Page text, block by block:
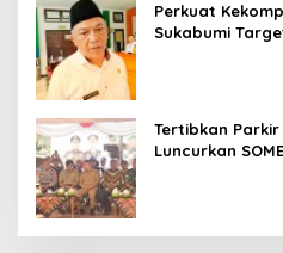
Perkuat
Sukabumi
Tertibkan
Luncurkan